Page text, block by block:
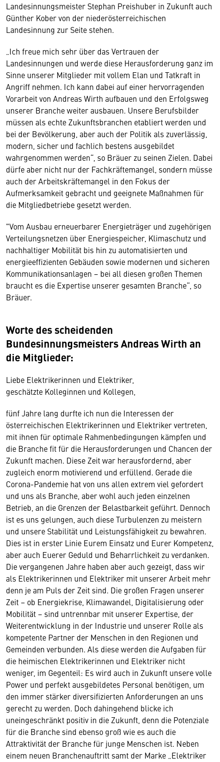
Landesinnungsmeister Stephan Preishuber in Zukunft auch
Günther Kober von der niederösterreichischen
Landesinnung zur Seite stehen.
„Ich freue mich sehr über das Vertrauen der
Landesinnungen und werde diese Herausforderung ganz im
Sinne unserer Mitglieder mit vollem Elan und Tatkraft in
Angriff nehmen. Ich kann dabei auf einer hervorragenden
Vorarbeit von Andreas Wirth aufbauen und den Erfolgsweg
unserer Branche weiter ausbauen. Unsere Berufsbilder
müssen als echte Zukunftsbranchen etabliert werden und
bei der Bevölkerung, aber auch der Politik als zuverlässig,
modern, sicher und fachlich bestens ausgebildet
wahrgenommen werden“, so Bräuer zu seinen Zielen. Dabei
dürfe aber nicht nur der Fachkräftemangel, sondern müsse
auch der Arbeitskräftemangel in den Fokus der
Aufmerksamkeit gebracht und geeignete Maßnahmen für
die Mitgliedbetriebe gesetzt werden.
"Vom Ausbau erneuerbarer Energieträger und zugehörigen
Verteilungsnetzen über Energiespeicher, Klimaschutz und
nachhaltiger Mobilität bis hin zu automatisierten und
energieeffizienten Gebäuden sowie modernen und sicheren
Kommunikationsanlagen – bei all diesen großen Themen
braucht es die Expertise unserer gesamten Branche“, so
Bräuer.
Worte des scheidenden
Bundesinnungsmeisters Andreas Wirth an
die Mitglieder:
Liebe Elektrikerinnen und Elektriker,
geschätzte Kolleginnen und Kollegen,
fünf Jahre lang durfte ich nun die Interessen der
österreichischen Elektrikerinnen und Elektriker vertreten,
mit ihnen für optimale Rahmenbedingungen kämpfen und
die Branche fit für die Herausforderungen und Chancen der
Zukunft machen. Diese Zeit war herausfordernd, aber
zugleich enorm motivierend und erfüllend. Gerade die
Corona-Pandemie hat von uns allen extrem viel gefordert
und uns als Branche, aber wohl auch jeden einzelnen
Betrieb, an die Grenzen der Belastbarkeit geführt. Dennoch
ist es uns gelungen, auch diese Turbulenzen zu meistern
und unsere Stabilität und Leistungsfähigkeit zu bewahren.
Dies ist in erster Linie Eurem Einsatz und Eurer Kompetenz,
aber auch Euerer Geduld und Beharrlichkeit zu verdanken.
Die vergangenen Jahre haben aber auch gezeigt, dass wir
als Elektrikerinnen und Elektriker mit unserer Arbeit mehr
denn je am Puls der Zeit sind. Die großen Fragen unserer
Zeit – ob Energiekrise, Klimawandel, Digitalisierung oder
Mobilität – sind untrennbar mit unserer Expertise, der
Weiterentwicklung in der Industrie und unserer Rolle als
kompetente Partner der Menschen in den Regionen und
Gemeinden verbunden. Als diese werden die Aufgaben für
die heimischen Elektrikerinnen und Elektriker nicht
weniger, im Gegenteil: Es wird auch in Zukunft unsere volle
Power und perfekt ausgebildetes Personal benötigen, um
den immer stärker diversifizierten Anforderungen an uns
gerecht zu werden. Doch dahingehend blicke ich
uneingeschränkt positiv in die Zukunft, denn die Potenziale
für die Branche sind ebenso groß wie es auch die
Attraktivität der Branche für junge Menschen ist. Neben
einem neuen Branchenauftritt samt der Marke „Elektriker